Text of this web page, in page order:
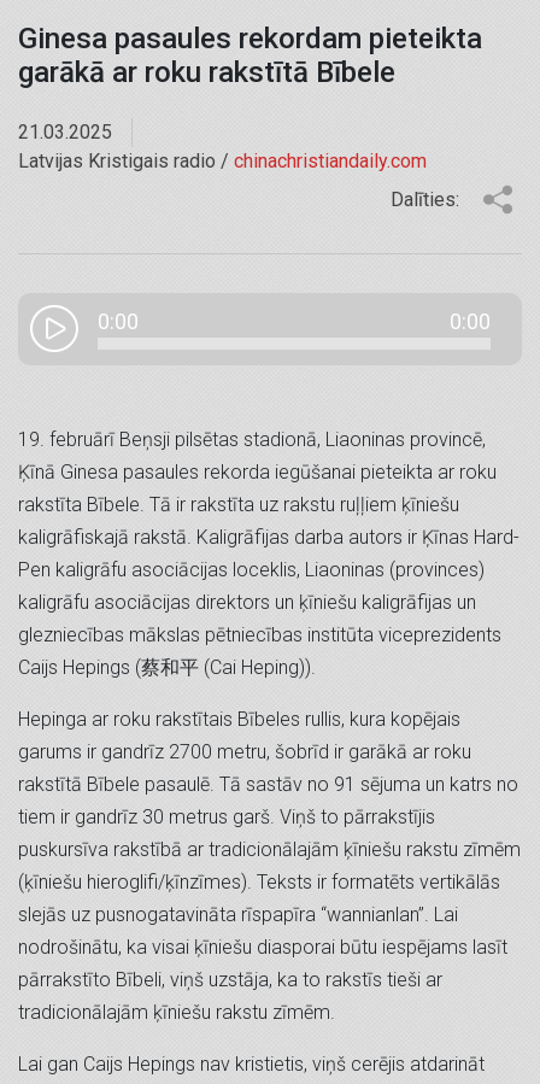
Ginesa pasaules rekordam pieteikta
garākā ar roku rakstītā Bībele
21.03.2025
Latvijas Kristigais radio / chinachristiandaily.com
Dalīties:
0:00 0:00
19. februārī Beņsji pilsētas stadionā, Liaoninas provincē,
Ķīnā Ginesa pasaules rekorda iegūšanai pieteikta ar roku
rakstīta Bībele. Tā ir rakstīta uz rakstu ruļļiem ķīniešu
kaligrāfiskajā rakstā. Kaligrāfijas darba autors ir Ķīnas Hard-
Pen kaligrāfu asociācijas loceklis, Liaoninas (provinces)
kaligrāfu asociācijas direktors un ķīniešu kaligrāfijas un
glezniecības mākslas pētniecības institūta viceprezidents
Caijs Hepings (蔡和平 (Cai Heping)).
Hepinga ar roku rakstītais Bībeles rullis, kura kopējais
garums ir gandrīz 2700 metru, šobrīd ir garākā ar roku
rakstītā Bībele pasaulē. Tā sastāv no 91 sējuma un katrs no
tiem ir gandrīz 30 metrus garš. Viņš to pārrakstījis
puskursīva rakstībā ar tradicionālajām ķīniešu rakstu zīmēm
(ķīniešu hieroglifi/ķīnzīmes). Teksts ir formatēts vertikālās
slejās uz pusnogatavināta rīspapīra “wannianlan”. Lai
nodrošinātu, ka visai ķīniešu diasporai būtu iespējams lasīt
pārrakstīto Bībeli, viņš uzstāja, ka to rakstīs tieši ar
tradicionālajām ķīniešu rakstu zīmēm.
Lai gan Caijs Hepings nav kristietis, viņš cerējis atdarināt